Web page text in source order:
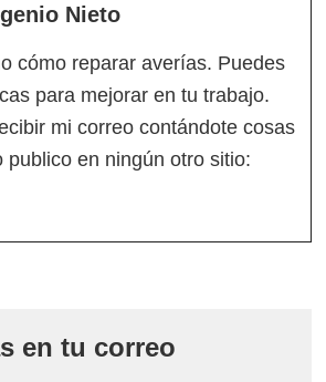
Nieto
cómo reparar averías. Puedes
para mejorar en tu trabajo.
mi correo contándote cosas
publico en ningún otro sitio:
en tu correo